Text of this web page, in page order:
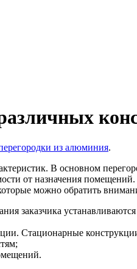
из алюминия.
В основном
от назначения
можно обратить
заказчика
Стационарные